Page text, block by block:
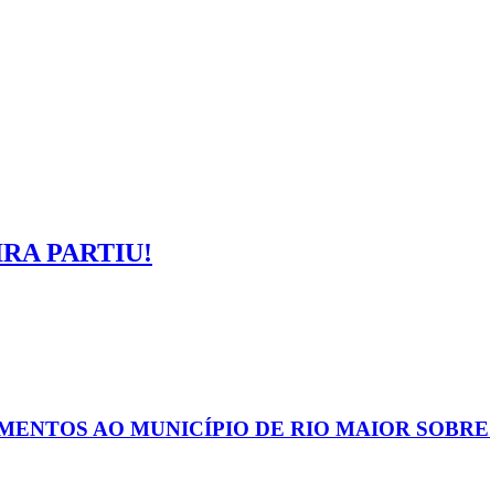
PARTIU!
AO MUNICÍPIO DE RIO MAIOR